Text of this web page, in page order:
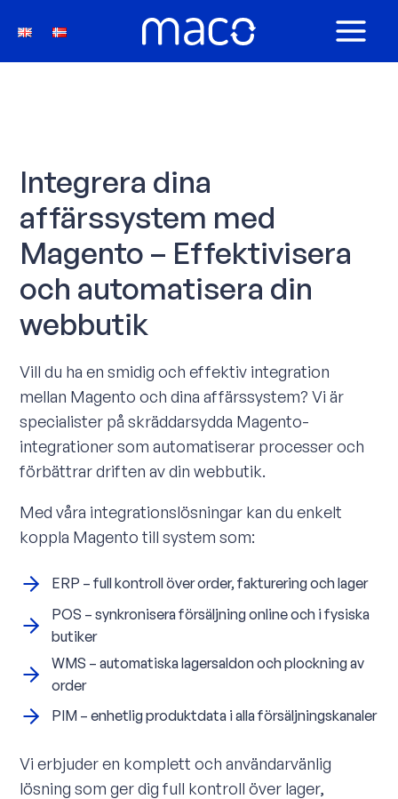
innehåll
MAIN
Integrera dina
affärssystem med
Magento – Effektivisera
och automatisera din
webbutik
Vill du ha en smidig och effektiv integration
mellan Magento och dina affärssystem? Vi är
specialister på skräddarsydda Magento-
integrationer som automatiserar processer och
förbättrar driften av din webbutik.
Med våra integrationslösningar kan du enkelt
koppla Magento till system som:
ERP – full kontroll över order, fakturering och lager
POS – synkronisera försäljning online och i fysiska
butiker
WMS – automatiska lagersaldon och plockning av
order
PIM – enhetlig produktdata i alla försäljningskanaler
Vi erbjuder en komplett och användarvänlig
lösning som ger dig full kontroll över lager,